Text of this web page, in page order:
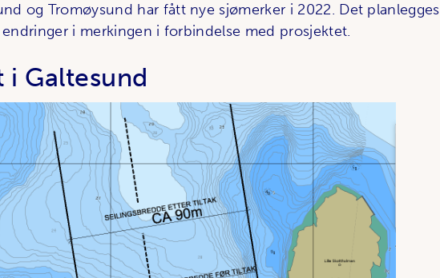
og Tromøysund har fått nye sjømerker i 2022. Det planlegges
i merkingen i forbindelse med prosjektet.
i Galtesund